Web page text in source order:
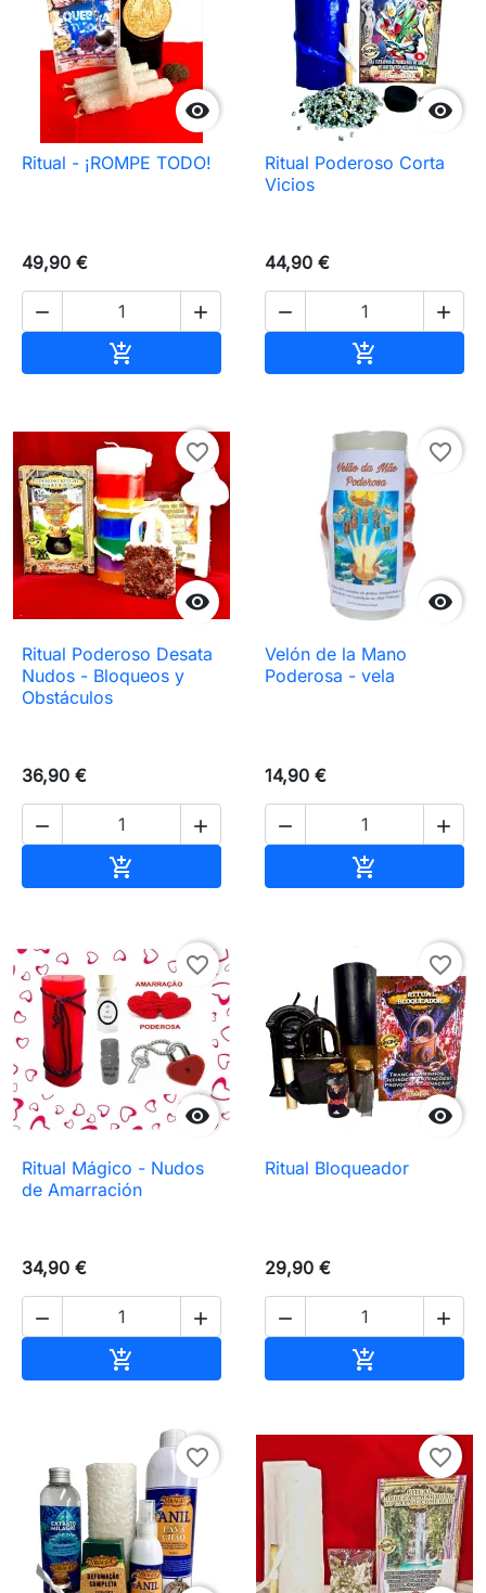

Ritual - ¡ROMPE TODO!
49,90 €
 


Ritual Poderoso Corta
Vicios
44,90 €
 


favorite_border
Ritual Poderoso Desata
Nudos - Bloqueos y
Obstáculos
36,90 €
 


favorite_border
Velón de la Mano
Poderosa - vela
14,90 €
 


favorite_border
Ritual Mágico - Nudos
de Amarración
34,90 €
 


favorite_border
Ritual Bloqueador
29,90 €
 

favorite_border favorite_border